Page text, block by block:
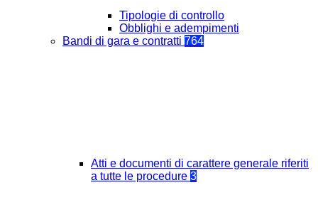
Tipologie di controllo
Obblighi e adempimenti
Bandi di gara e contratti 764
Atti e documenti di carattere generale riferiti
a tutte le procedure 3